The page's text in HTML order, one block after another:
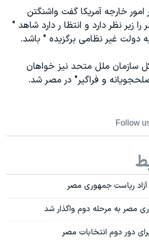
امور خارجه آمریکا گفت واشنگتن
زیر نظر دارد و انتظا ر دارد شاهد "
دولت غیر نظامی برگزیده " باشد.
سازمان ملل متحد نیز خواهان
و فراگیر" در مصر شد.
Follow
آزاد ریاست جمهوری مصر
مصر به مرحله دوم واگذار شد
دور دوم انتخابات مصر